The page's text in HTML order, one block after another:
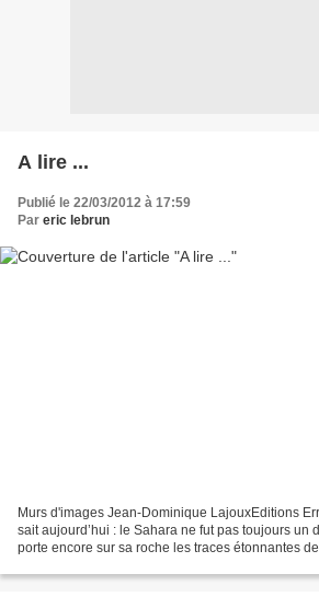
A lire ...
Publié le 22/03/2012 à 17:59
Par eric lebrun
Murs d'images Jean-Dominique LajouxEditions
sait aujourd’hui : le Sahara ne fut pas toujours un
porte encore sur sa roche les traces étonnantes